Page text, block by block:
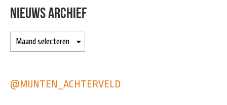
NIEUWS ARCHIEF
@MIJNTEN_ACHTERVELD